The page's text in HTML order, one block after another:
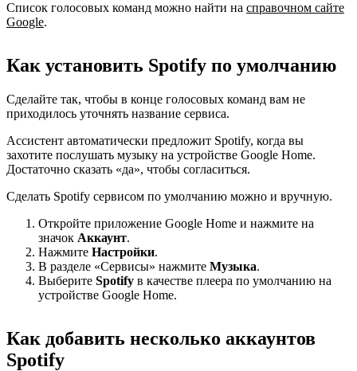
Список голосовых команд можно найти на справочном сайте
Google.
Как установить Spotify по умолчанию
Сделайте так, чтобы в конце голосовых команд вам не
приходилось уточнять название сервиса.
Ассистент автоматически предложит Spotify, когда вы
захотите послушать музыку на устройстве Google Home.
Достаточно сказать «да», чтобы согласиться.
Сделать Spotify сервисом по умолчанию можно и вручную.
Откройте приложение Google Home и нажмите на
значок Аккаунт.
Нажмите Настройки.
В разделе «Сервисы» нажмите Музыка.
Выберите Spotify в качестве плеера по умолчанию на
устройстве Google Home.
Как добавить несколько аккаунтов
Spotify